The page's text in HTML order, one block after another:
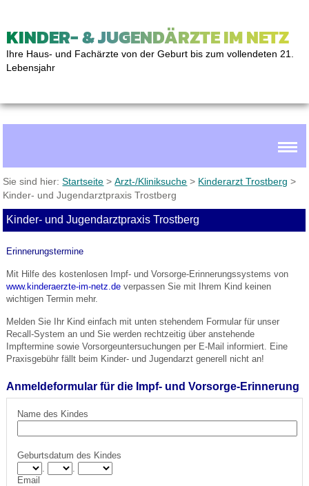
KINDER- & JUGENDÄRZTE IM NETZ
Ihre Haus- und Fachärzte von der Geburt bis zum vollendeten 21.
Lebensjahr
Sie sind hier:Startseite >Arzt-/Kliniksuche > Kinderarzt Trostberg >
Kinder- und Jugendarztpraxis Trostberg
Kinder- und Jugendarztpraxis Trostberg
Erinnerungstermine
Mit Hilfe des kostenlosen Impf- und Vorsorge-Erinnerungssystems von
www.kinderaerzte-im-netz.deverpassen Sie mit Ihrem Kind keinen
wichtigen Termin mehr.
Melden Sie Ihr Kind einfach mit unten stehendem Formular für unser
Recall-System an und Sie werden rechtzeitig über anstehende
Impftermine sowie Vorsorgeuntersuchungen per E-Mail informiert. Eine
Praxisgebühr fällt beim Kinder- und Jugendarzt generell nicht an!
Anmeldeformular für die Impf- und Vorsorge-Erinnerung
Name des Kindes
Geburtsdatum des Kindes
Email